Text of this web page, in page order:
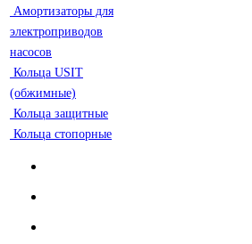
Амортизаторы для
электроприводов
насосов
Кольца USIT
(обжимные)
Кольца защитные
Кольца стопорные